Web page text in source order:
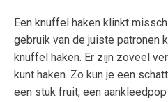
Een knuffel haken klinkt
gebruik van de juiste patronen
knuffel haken. Er zijn zoveel
kunt haken. Zo kun je een
een stuk fruit, een